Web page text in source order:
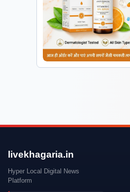
livekhagaria.in
Hyper Local Digital News
Platform